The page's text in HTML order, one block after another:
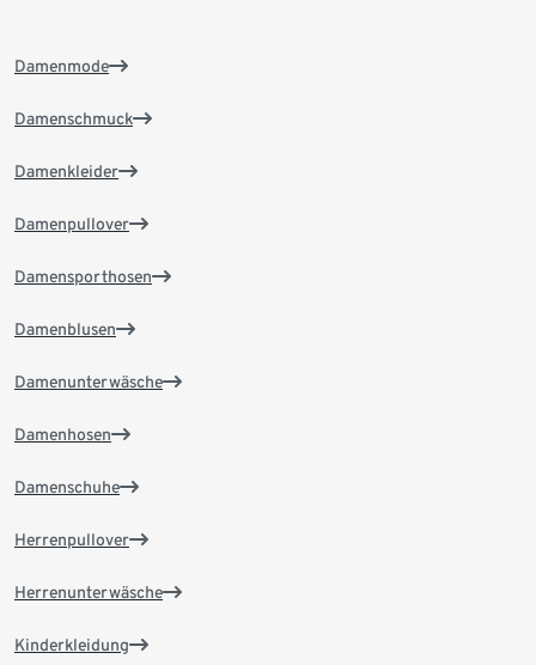
Damenmode
Damenschmuck
Damenkleider
Damenpullover
Damensporthosen
Damenblusen
Damenunterwäsche
Damenhosen
Damenschuhe
Herrenpullover
Herrenunterwäsche
Kinderkleidung